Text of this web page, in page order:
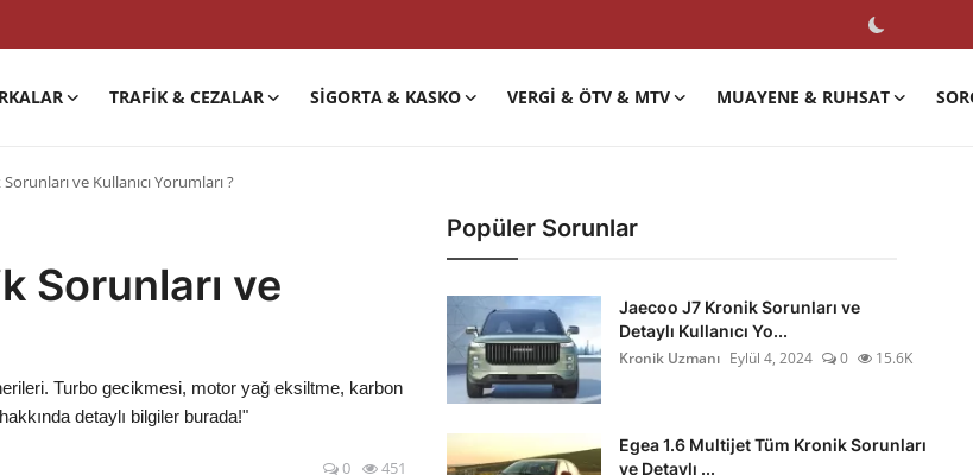
TRAFIK & CEZALAR SIGORTA & KASKO VERGI & ÖTV & MTV MUAYENE & RUHSAT
ve Kullanıcı Yorumları ?
Sorunları ve
Turbo gecikmesi, motor yağ eksiltme, karbon
detaylı bilgiler burada!"
0 451
Popüler Sorunlar
Jaecoo J7 Kronik Sorunları ve
Detaylı Kullanıcı Yo...
Kronik Uzmanı Eylül 4, 2024 0 15.6K
Egea 1.6 Multijet Tüm Kronik Sorunları
ve Detaylı ...